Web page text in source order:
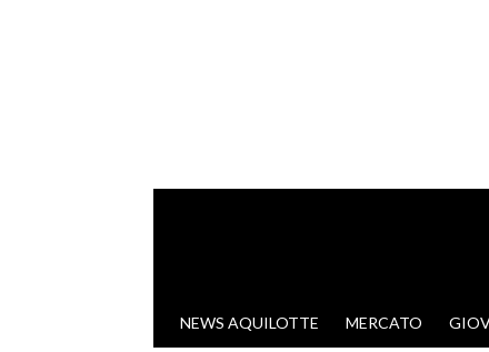
VAI AL CONTENUTO
NEWS AQUILOTTE MERCATO